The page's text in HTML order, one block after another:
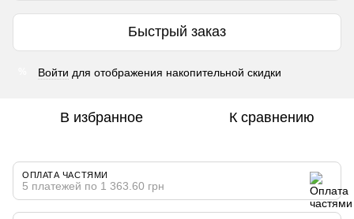
Быстрый заказ
Войти для отображения накопительной скидки
В избранное К сравнению
ОПЛАТА ЧАСТЯМИ
5 платежей по 1 363.60 грн